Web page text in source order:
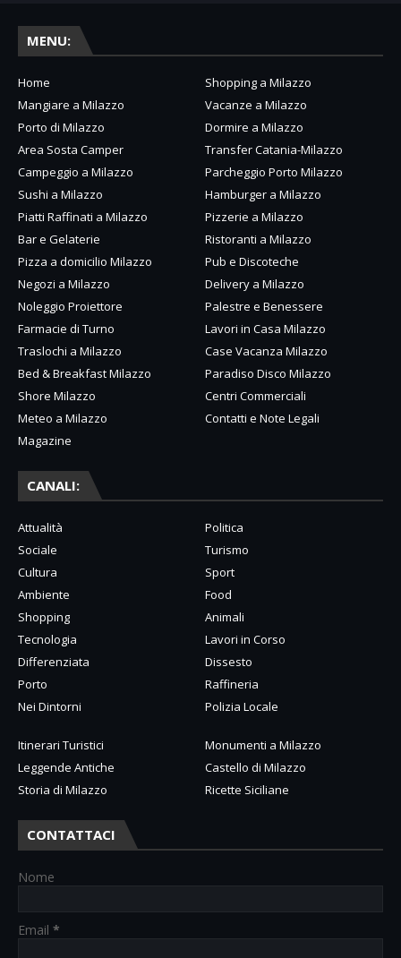
MENU:
Home
Shopping a Milazzo
Mangiare a Milazzo
Vacanze a Milazzo
Porto di Milazzo
Dormire a Milazzo
Area Sosta Camper
Transfer Catania-Milazzo
Campeggio a Milazzo
Parcheggio Porto Milazzo
Sushi a Milazzo
Hamburger a Milazzo
Piatti Raffinati a Milazzo
Pizzerie a Milazzo
Bar e Gelaterie
Ristoranti a Milazzo
Pizza a domicilio Milazzo
Pub e Discoteche
Negozi a Milazzo
Delivery a Milazzo
Noleggio Proiettore
Palestre e Benessere
Farmacie di Turno
Lavori in Casa Milazzo
Traslochi a Milazzo
Case Vacanza Milazzo
Bed & Breakfast Milazzo
Paradiso Disco Milazzo
Shore Milazzo
Centri Commerciali
Meteo a Milazzo
Contatti e Note Legali
Magazine
CANALI:
Attualità
Politica
Sociale
Turismo
Cultura
Sport
Ambiente
Food
Shopping
Animali
Tecnologia
Lavori in Corso
Differenziata
Dissesto
Porto
Raffineria
Nei Dintorni
Polizia Locale
Itinerari Turistici
Monumenti a Milazzo
Leggende Antiche
Castello di Milazzo
Storia di Milazzo
Ricette Siciliane
CONTATTACI
Nome
Email *